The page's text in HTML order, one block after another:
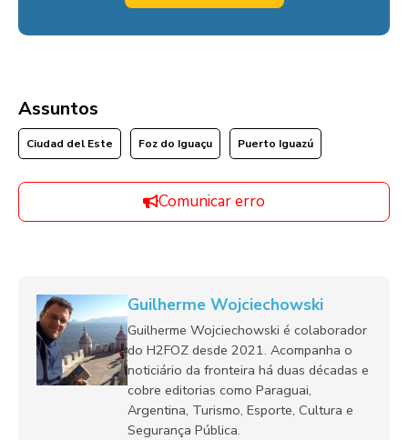
Assuntos
Ciudad del Este Foz do Iguaçu Puerto Iguazú
Comunicar erro
Guilherme Wojciechowski
Guilherme Wojciechowski é colaborador
do H2FOZ desde 2021. Acompanha o
noticiário da fronteira há duas décadas e
cobre editorias como Paraguai,
Argentina, Turismo, Esporte, Cultura e
Segurança Pública.